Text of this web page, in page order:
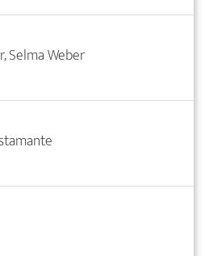
Selma Weber